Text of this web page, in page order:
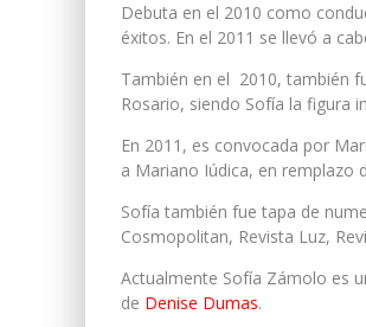
Debuta en el 2010 como
éxitos. En el 2011 se llevó a
También en el 2010, también
Rosario, siendo Sofía la figura
En 2011, es convocada por
a Mariano Iúdica, en remplazo
Sofía también fue tapa de
Cosmopolitan, Revista Luz,
Actualmente Sofía Zámolo es
de Denise Dumas.